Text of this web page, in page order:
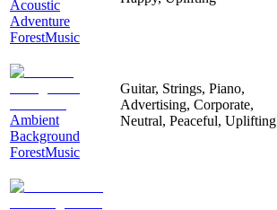
Acoustic
Adventure
ForestMusic
Ambient
Background
ForestMusic
Guitar, Strings, Piano,
Advertising, Corporate,
Neutral, Peaceful, Uplifting